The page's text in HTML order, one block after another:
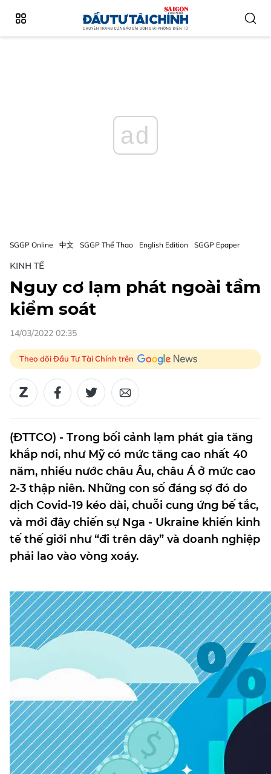
ad
SGGP Online 中文 SGGP Thể Thao English Edition SGGP Epaper
KINH TẾ
Nguy cơ lạm phát ngoài tầm
kiểm soát
14/03/2022 02:35
Theo dõi Đầu Tư Tài Chính trên
(ĐTTCO) - Trong bối cảnh lạm phát gia tăng
khắp nơi, như Mỹ có mức tăng cao nhất 40
năm, nhiều nước châu Âu, châu Á ở mức cao
2-3 thập niên. Những con số đáng sợ đó do
dịch Covid-19 kéo dài, chuỗi cung ứng bế tắc,
và mới đây chiến sự Nga - Ukraine khiến kinh
tế thế giới như “đi trên dây” và doanh nghiệp
phải lao vào vòng xoáy.